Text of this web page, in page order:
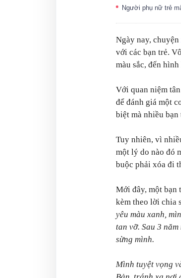
Người phụ nữ trẻ
Ngày nay, chuyện
với các bạn trẻ.
màu sắc, đến
Với quan niệm
để đánh giá một
biệt mà nhiều
Tuy nhiên, vì
một lý do nào đó
buộc phải xóa đi
Mới đây, một bạn
kèm theo lời chia
yêu màu xanh,
tan vỡ. Sau 3
sừng mình.
Mình tuyệt vọng